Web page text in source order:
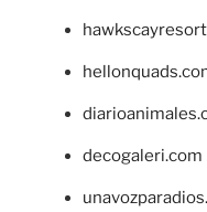
decogaleri.com